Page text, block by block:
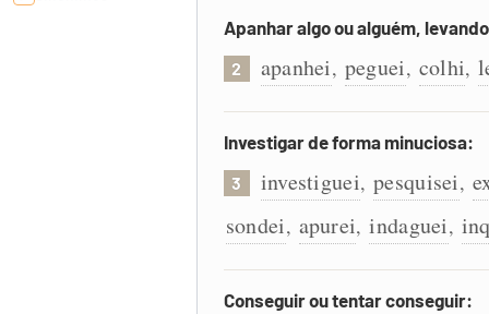
Apanhar algo ou alguém,
2 apanhei, peguei, colhi,
Investigar de forma minuciosa:
3 investiguei, pesquisei,
sondei, apurei, indaguei,
Conseguir ou tentar conseguir: